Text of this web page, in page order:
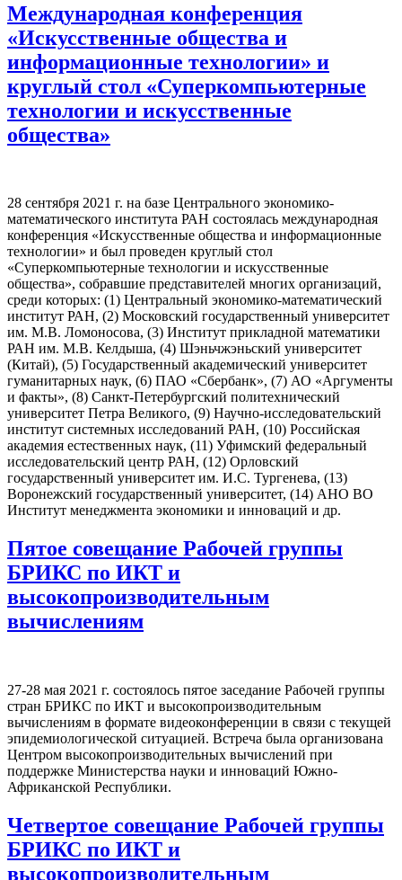
Международная конференция
«Искусственные общества и
информационные технологии» и
круглый стол «Суперкомпьютерные
технологии и искусственные
общества»
28 сентября 2021 г. на базе Центрального экономико-
математического института РАН состоялась международная
конференция «Искусственные общества и информационные
технологии» и был проведен круглый стол
«Суперкомпьютерные технологии и искусственные
общества», собравшие представителей многих организаций,
среди которых: (1) Центральный экономико-математический
институт РАН, (2) Московский государственный университет
им. М.В. Ломоносова, (3) Институт прикладной математики
РАН им. М.В. Келдыша, (4) Шэньчжэньский университет
(Китай), (5) Государственный академический университет
гуманитарных наук, (6) ПАО «Сбербанк», (7) АО «Аргументы
и факты», (8) Санкт-Петербургский политехнический
университет Петра Великого, (9) Научно-исследовательский
институт системных исследований РАН, (10) Российская
академия естественных наук, (11) Уфимский федеральный
исследовательский центр РАН, (12) Орловский
государственный университет им. И.С. Тургенева, (13)
Воронежский государственный университет, (14) АНО ВО
Институт менеджмента экономики и инноваций и др.
Пятое совещание Рабочей группы
БРИКС по ИКТ и
высокопроизводительным
вычислениям
27-28 мая 2021 г. состоялось пятое заседание Рабочей группы
стран БРИКС по ИКТ и высокопроизводительным
вычислениям в формате видеоконференции в связи с текущей
эпидемиологической ситуацией. Встреча была организована
Центром высокопроизводительных вычислений при
поддержке Министерства науки и инноваций Южно-
Африканской Республики.
Четвертое совещание Рабочей группы
БРИКС по ИКТ и
высокопроизводительным